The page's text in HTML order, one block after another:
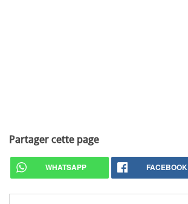
Partager cette page
WHATSAPP FACEBOOK